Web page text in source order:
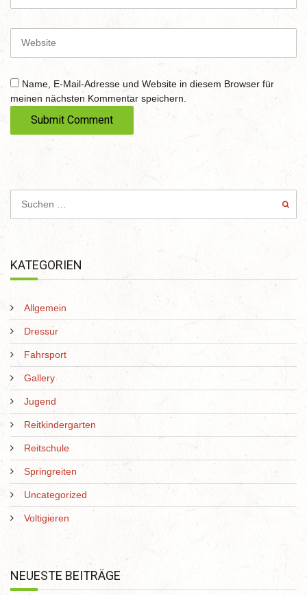
i
s
t
Name, E-Mail-Adresse und Website in diesem Browser für
meinen nächsten Kommentar speichern.
KATEGORIEN
Allgemein
Dressur
Fahrsport
Gallery
Jugend
Reitkindergarten
Reitschule
Springreiten
Uncategorized
Voltigieren
NEUESTE BEITRÄGE